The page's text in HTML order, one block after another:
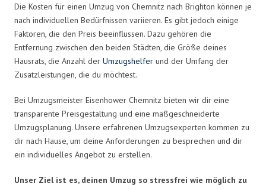
Die Kosten für einen Umzug von Chemnitz nach Brighton können je
nach individuellen Bedürfnissen variieren. Es gibt jedoch einige
Faktoren, die den Preis beeinflussen. Dazu gehören die
Entfernung zwischen den beiden Städten, die Größe deines
Hausrats, die Anzahl der Umzugshelfer und der Umfang der
Zusatzleistungen, die du möchtest.
Bei Umzugsmeister Eisenhower Chemnitz bieten wir dir eine
transparente Preisgestaltung und eine maßgeschneiderte
Umzugsplanung. Unsere erfahrenen Umzugsexperten kommen zu
dir nach Hause, um deine Anforderungen zu besprechen und dir
ein individuelles Angebot zu erstellen.
Unser Ziel ist es, deinen Umzug so stressfrei wie möglich zu